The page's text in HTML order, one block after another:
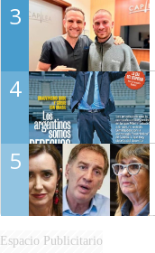
3
4
5
Espacio Publicitario